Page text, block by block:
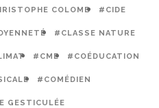
COLOMB #CIDE
#CLASSE NATURE
#CME #COÉDUCATION
#COMÉDIEN
GESTICULÉE